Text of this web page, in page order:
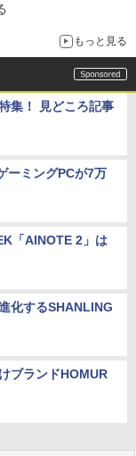
もっと見る
集！ 見どころ記事
ーミングPCが7万
「AINOTE 2」は
化するSHANLING
ブランドHOMUR